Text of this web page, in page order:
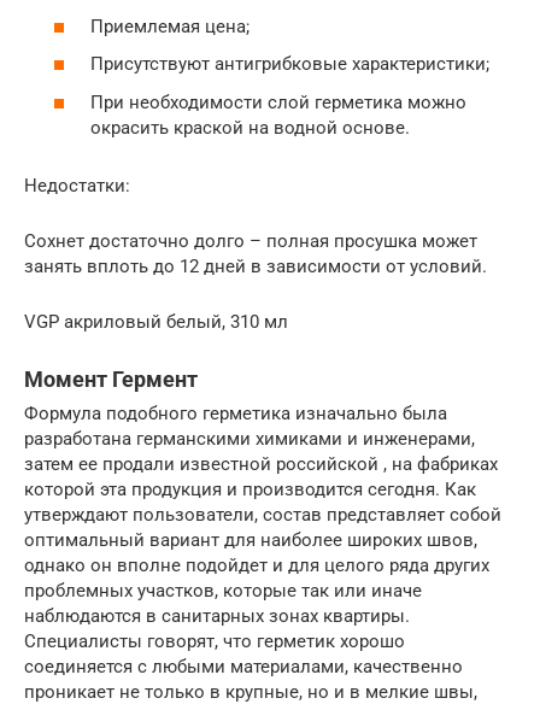
Приемлемая цена;
Присутствуют антигрибковые характеристики;
При необходимости слой герметика можно
окрасить краской на водной основе.
Недостатки:
Сохнет достаточно долго – полная просушка может
занять вплоть до 12 дней в зависимости от условий.
VGP акриловый белый, 310 мл
Момент Гермент
Формула подобного герметика изначально была
разработана германскими химиками и инженерами,
затем ее продали известной российской , на фабриках
которой эта продукция и производится сегодня. Как
утверждают пользователи, состав представляет собой
оптимальный вариант для наиболее широких швов,
однако он вполне подойдет и для целого ряда других
проблемных участков, которые так или иначе
наблюдаются в санитарных зонах квартиры.
Специалисты говорят, что герметик хорошо
соединяется с любыми материалами, качественно
проникает не только в крупные, но и в мелкие швы,